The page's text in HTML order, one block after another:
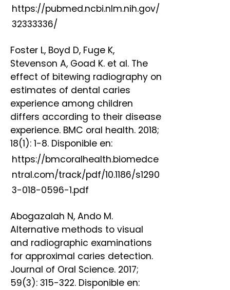
https://pubmed.ncbi.nlm.nih.gov/
32333336/
Foster L, Boyd D, Fuge K,
Stevenson A, Goad K. et al. The
effect of bitewing radiography on
estimates of dental caries
experience among children
differs according to their disease
experience. BMC oral health. 2018;
18(1): 1-8. Disponible en:
https://bmcoralhealth.biomedce
ntral.com/track/pdf/10.1186/s1290
3-018-0596-1.pdf
Abogazalah N, Ando M.
Alternative methods to visual
and radiographic examinations
for approximal caries detection.
Journal of Oral Science. 2017;
59(3): 315-322. Disponible en: